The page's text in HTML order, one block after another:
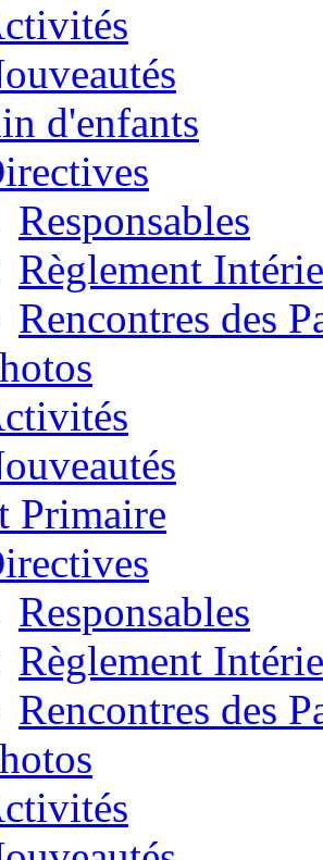
d'enfants
Responsables
Règlement
Rencontres des
Primaire
Responsables
Règlement
Rencontres des